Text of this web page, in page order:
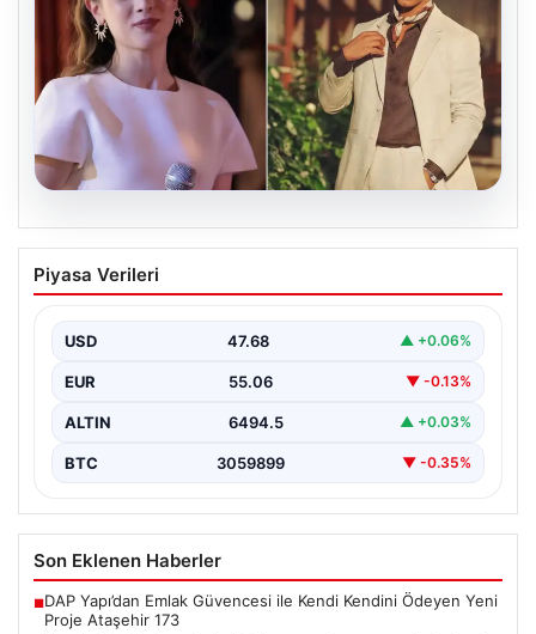
‘Yeraltı’ dizisinde şok olay! Babası suç
duyurusunda bulundu: ‘Kızımla reşit
Piyasa Verileri
USD 47.68 ▲ +0.06%
EUR 55.06 ▼ -0.13%
ALTIN 6494.5 ▲ +0.03%
BTC 3059899 ▼ -0.35%
Son Eklenen Haberler
■DAP Yapı’dan Emlak Güvencesi ile Kendi Kendini Ödeyen Yeni
Proje Ataşehir 173